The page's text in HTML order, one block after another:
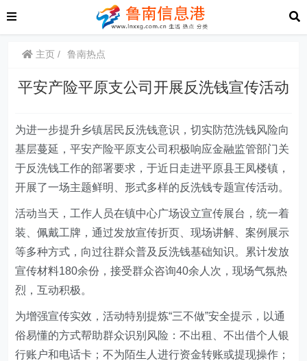
主页 鲁南热点
平安产险平原支公司开展反洗钱宣传活动
为进一步提升乡镇居民反洗钱意识，切实防范洗钱风险向
基层蔓延，平安产险平原支公司积极响应金融监管部门关
于反洗钱工作的部署要求，于近日走进平原县王凤楼镇，
开展了一场主题鲜明、形式多样的反洗钱专题宣传活动。
活动当天，工作人员在镇中心广场设立宣传展台，统一着
装、佩戴工牌，通过发放宣传折页、现场讲解、案例展示
等多种方式，向过往群众普及反洗钱基础知识。累计发放
宣传材料180余份，接受群众咨询40余人次，现场气氛热
烈，互动积极。
为增强宣传实效，活动特别提炼“三不做”安全提示，以通
俗易懂的方式帮助群众识别风险：不出租、不出借个人银
行账户和电话卡；不为陌生人进行资金转账或提现操作；